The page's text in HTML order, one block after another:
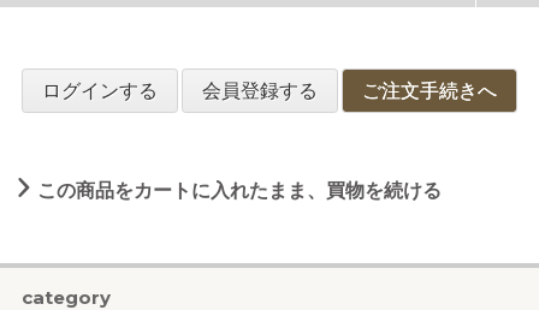
ログインする 会員登録する ご注文手続きへ
この商品をカートに入れたまま、買物を続ける
category